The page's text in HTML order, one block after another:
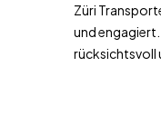
Züri Transporte &
und engagiert. Ab
rücksichtsvoll und